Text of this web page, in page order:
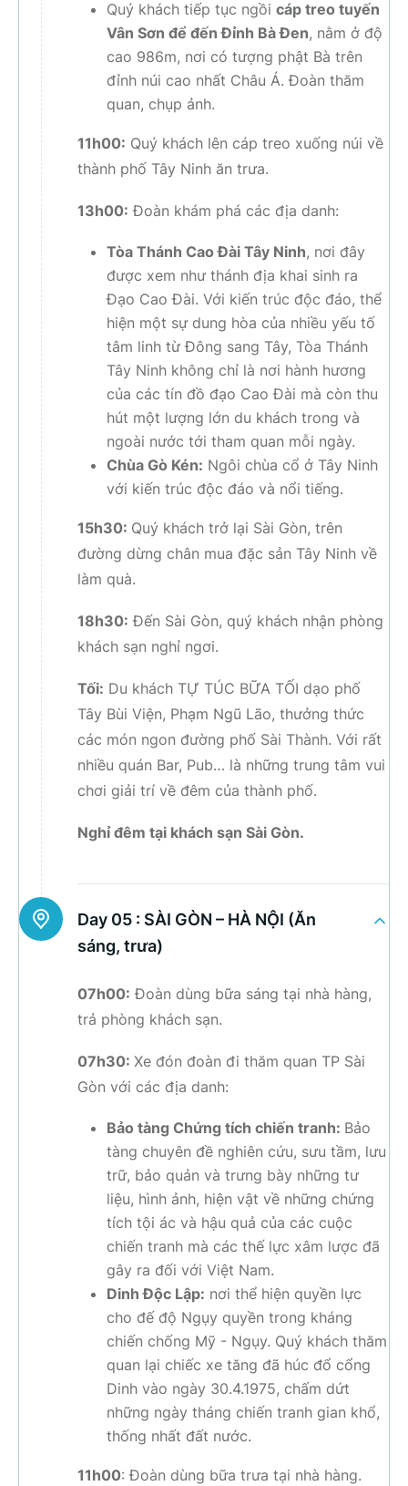
Quý khách tiếp tục ngồi cáp treo tuyến
Vân Sơn để đến Đỉnh Bà Đen, nằm ở độ
cao 986m, nơi có tượng phật Bà trên
đỉnh núi cao nhất Châu Á. Đoàn thăm
quan, chụp ảnh.
11h00: Quý khách lên cáp treo xuống núi về
thành phố Tây Ninh ăn trưa.
13h00: Đoàn khám phá các địa danh:
Tòa Thánh Cao Đài Tây Ninh, nơi đây
được xem như thánh địa khai sinh ra
Đạo Cao Đài. Với kiến trúc độc đáo, thể
hiện một sự dung hòa của nhiều yếu tố
tâm linh từ Đông sang Tây, Tòa Thánh
Tây Ninh không chỉ là nơi hành hương
của các tín đồ đạo Cao Đài mà còn thu
hút một lượng lớn du khách trong và
ngoài nước tới tham quan mỗi ngày.
Chùa Gò Kén: Ngôi chùa cổ ở Tây Ninh
với kiến trúc độc đáo và nổi tiếng.
15h30: Quý khách trở lại Sài Gòn, trên
đường dừng chân mua đặc sản Tây Ninh về
làm quà.
18h30: Đến Sài Gòn, quý khách nhận phòng
khách sạn nghỉ ngơi.
Tối: Du khách TỰ TÚC BỮA TỐI dạo phố
Tây Bùi Viện, Phạm Ngũ Lão, thưởng thức
các món ngon đường phố Sài Thành. Với rất
nhiều quán Bar, Pub… là những trung tâm vui
chơi giải trí về đêm của thành phố.
Nghỉ đêm tại khách sạn Sài Gòn.
Day 05 : SÀI GÒN – HÀ NỘI (Ăn
sáng, trưa)
07h00: Đoàn dùng bữa sáng tại nhà hàng,
trả phòng khách sạn.
07h30: Xe đón đoàn đi thăm quan TP Sài
Gòn với các địa danh:
Bảo tàng Chứng tích chiến tranh: Bảo
tàng chuyên đề nghiên cứu, sưu tầm, lưu
trữ, bảo quản và trưng bày những tư
liệu, hình ảnh, hiện vật về những chứng
tích tội ác và hậu quả của các cuộc
chiến tranh mà các thế lực xâm lược đã
gây ra đối với Việt Nam.
Dinh Độc Lập: nơi thể hiện quyền lực
cho đế độ Ngụy quyền trong kháng
chiến chống Mỹ - Ngụy. Quý khách thăm
quan lại chiếc xe tăng đã húc đổ cổng
Dinh vào ngày 30.4.1975, chấm dứt
những ngày tháng chiến tranh gian khổ,
thống nhất đất nước.
11h00: Đoàn dùng bữa trưa tại nhà hàng.